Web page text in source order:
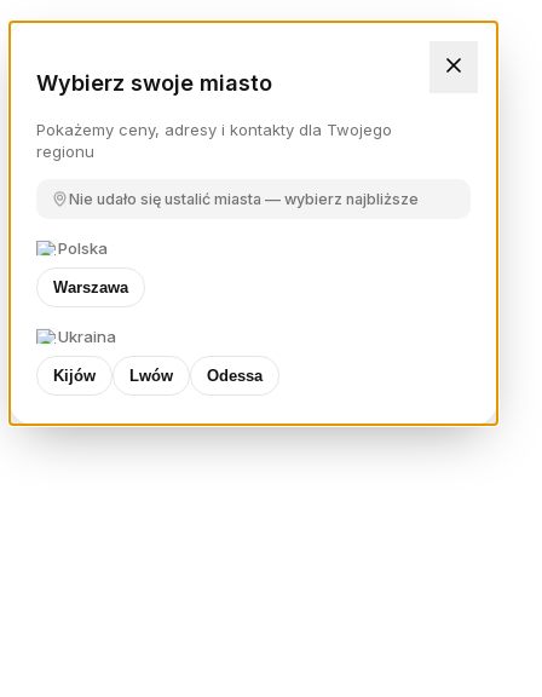
Wybierz swoje miasto
Pokażemy ceny, adresy i kontakty dla Twojego
regionu
Nie udało się ustalić miasta — wybierz najbliższe
Polska
Warszawa
Ukraina
Kijów Lwów Odessa